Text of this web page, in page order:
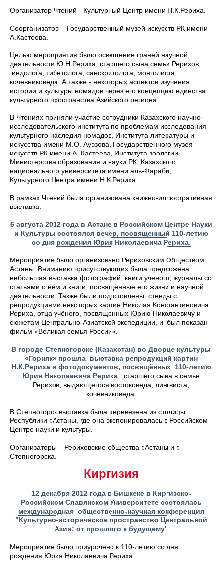
Организатор Чтений - Культурный Центр имени Н.К.Рериха.
Соорганизатор – Государственный музей искусств РК имени
А.Кастеева.
Целью мероприятия было освещение граней научной
деятельности Ю.Н.Рериха, старшего сына семьи Рерихов,
индолога, тибетолога, санскритолога, монголиста,
кочевниковеда. А также - некоторых аспектов изучения
истории и культуры номадов через его концепцию единства
культурного пространства Азийского региона.
В Чтениях приняли участие сотрудники Казахского научно-
исследовательского института по проблемам исследования
культурного наследия номадов, Института литературы и
искусства имени М.О. Ауэзова, Государственного музея
искусств РК имени А. Кастеева, Института зоологии
Министерства образования и науки РК, Казахского
национального университета имени аль-Фараби,
Культурного Центра имени Н.К.Рериха.
В рамках Чтений была организована книжно-иллюстративная
выставка.
6 августа 2012 года в Астане в Российском Центре Науки
и Культуры состоялся вечер, посвященный 110-летию
со дня рождения Юрия Николаевича Рериха.
Мероприятие было организовано Рериховским Обществом
Астаны. Вниманию присутствующих была предложена
небольшая выставка фотографий, книги ученого, журналы со
статьями о нём и книги, посвящённые его жизни и научной
деятельности. Также были подготовлены стенды с
репродукциями некоторых картин Николая Константиновича
Рериха, отца учёного, посвященных Юрию Николаевичу и
сюжетам Центрально-Азиатской экспедиции, и был показан
фильм «Великая семья России».
В городе Степногорске (Казахстан) во Дворце культуры
«Горняк» прошла выставка репродукций картин
Н.К.Рериха и фотодокументов, посвящённых 110-летию
Юрия Николаевича Рериха, старшего сына в семье
Рерихов, выдающегося востоковеда, лингвиста,
кочевниковеда.
В Степногорск выставка была перевезена из столицы
Республики г.Астаны, где она экспонировалась в Российском
Центре науки и культуры.
Организаторы – Рериховские общества г.Астаны и г.
Степногорска.
Киргизия
12 декабря 2012 года в Бишкеке в Киргизско-
Российском Славянском Университете состоялась
международная общественно-научная конференция
"Культурно-историческое пространство Центральной
Азии: от прошлого к будущему"
Мероприятие было приурочено к 110-летию со дня
рождения Юрия Николаевича Рериха.